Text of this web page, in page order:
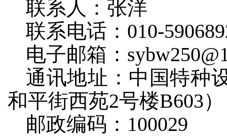
联系人：张洋
联系电话：010-
电子邮箱：
通讯地址：中国特种
和平街西苑2号楼B603）
邮政编码：100029